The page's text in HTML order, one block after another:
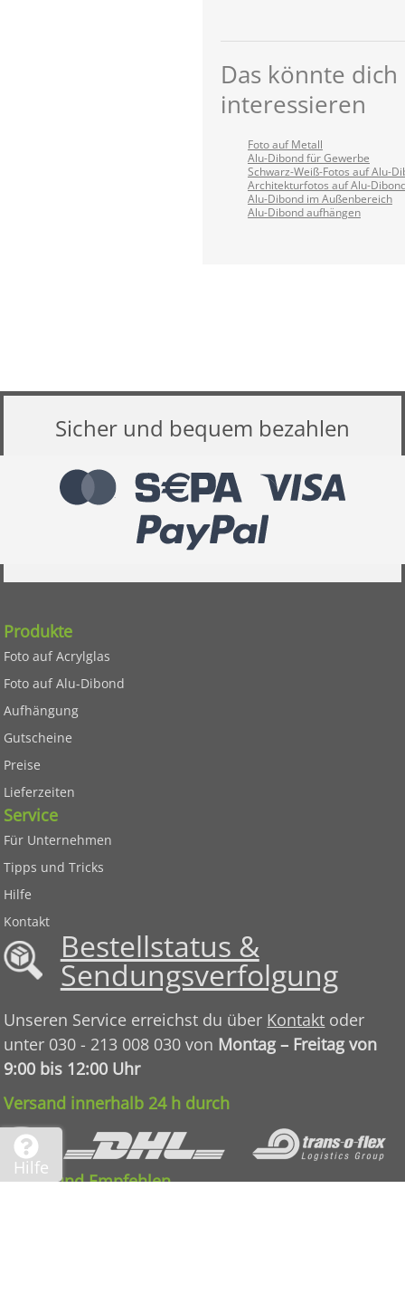
Das könnte dich
interessieren
Foto auf Metall
Alu-Dibond für Gewerbe
Schwarz-Weiß-Fotos auf Alu-
Architekturfotos auf Alu-
Alu-Dibond im Außenbereich
Alu-Dibond aufhängen
Sicher und bequem bezahlen
Produkte
Foto auf Acrylglas
Foto auf Alu-Dibond
Aufhängung
Gutscheine
Preise
Lieferzeiten
Service
Für Unternehmen
Tipps und Tricks
Hilfe
Kontakt
Bestellstatus &
Sendungsverfolgung
Unseren Service erreichst du über Kontakt oder
unter 030 - 213 008 030 von Montag – Freitag von
9:00 bis 12:00 Uhr
Versand innerhalb 24 h durch
Teilen und Empfehlen
Hilfe